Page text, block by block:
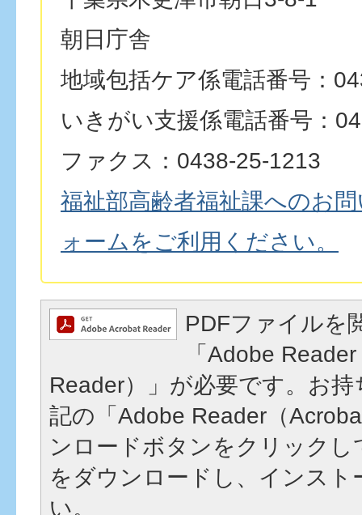
朝日庁舎
地域包括ケア係電話番号：
いきがい支援係電話番号：
ファクス：0438-25-1213
福祉部高齢者福祉課へのお
ォームをご利用ください。
PDFファイルを
「Adobe
Reader）」が必要です。お
記の「Adobe Reader（
ンロードボタンをクリック
をダウンロードし、インスト
い。